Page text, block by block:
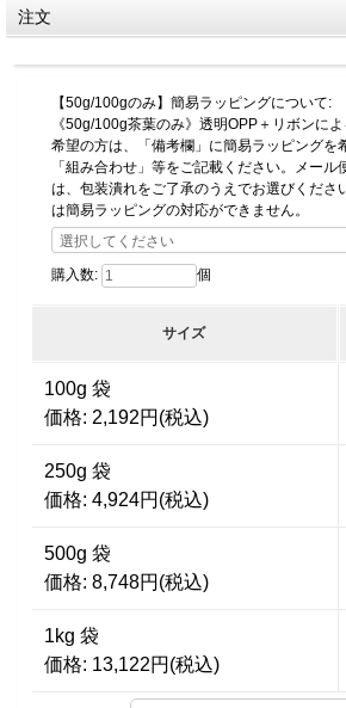
注文
【50g/100gのみ】簡易ラッピングについて:
《50g/100g茶葉のみ》透明OPP＋リボンに
希望の方は、「備考欄」に簡易ラッピングを
「組み合わせ」等をご記載ください。メール
は、包装潰れをご了承のうえでお選びくださ
は簡易ラッピングの対応ができません。
購入数: 個
サイズ
100g 袋
価格: 2,192円(税込)
250g 袋
価格: 4,924円(税込)
500g 袋
価格: 8,748円(税込)
1kg 袋
価格: 13,122円(税込)